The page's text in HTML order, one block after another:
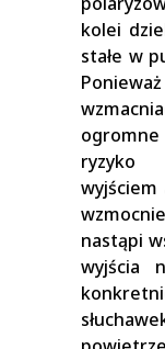
kolei
stałe w
ryzyko
wyjściem
nastąpi
wyjścia